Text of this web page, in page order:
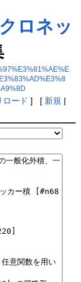
ロネッ
ロード ] [ 新規 |